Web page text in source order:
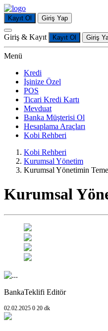
Kayıt Ol Giriş Yap
Giriş & Kayıt Kayıt Ol Giriş
Menü
Kredi
İşinize Özel
POS
Ticari Kredi Kartı
Mevduat
Banka Müşterisi Ol
Hesaplama Araçları
Kobi Rehberi
Kobi Rehberi
Kurumsal Yönetim
Kurumsal Yönetimin
Kurumsal
BankaTeklifi Editör
02.02.2025 0 20 dk